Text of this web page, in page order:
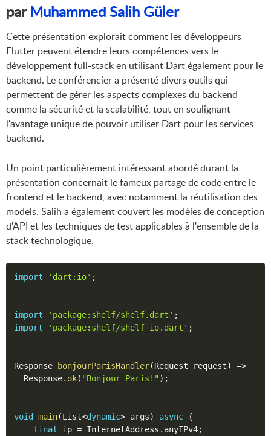
parMuhammed Salih Güler
Cette présentation explorait comment les développeurs
Flutter peuvent étendre leurs compétences vers le
développement full-stack en utilisant Dart également pour le
backend. Le conférencier a présenté divers outils qui
permettent de gérer les aspects complexes du backend
comme la sécurité et la scalabilité, tout en soulignant
l'avantage unique de pouvoir utiliser Dart pour les services
backend.
Un point particulièrement intéressant abordé durant la
présentation concernait le fameux partage de code entre le
frontend et le backend, avec notamment la réutilisation des
models. Salih a également couvert les modèles de conception
d'API et les techniques de test applicables à l'ensemble de la
stack technologique.
import 'dart:io' ;
import 'package:shelf/shelf.dart' ;
import
'package:shelf/shelf_io.dart' ;
Response bonjourParisHandler(Request request) =>
  Response
. ok( "Bonjour Paris!") ;
void main(List<dynamic> args) async {
final
ip = InternetAddress . anyIPv4;